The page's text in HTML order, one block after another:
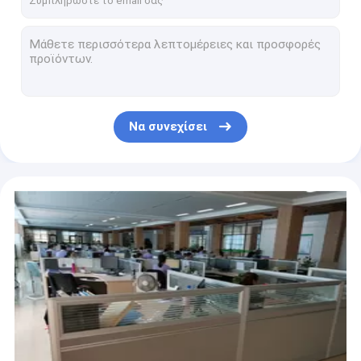
1/8 λουρίδα 150mm ανοξείδωτου
3 λουρίδες μετάλλων ανοξείδωτου ίντσας 10mm λουρίδες SS για τους κατασκευαστές λουρίδων χάλυβα επίπλων
304 440c 430 πιάτο ASTM Sus Aisi φύλλων ρόλων σπειρών ανοξείδωτου 410
λουρίδα 1.2mm ανοξείδωτου 316 304
Να συνεχίσει